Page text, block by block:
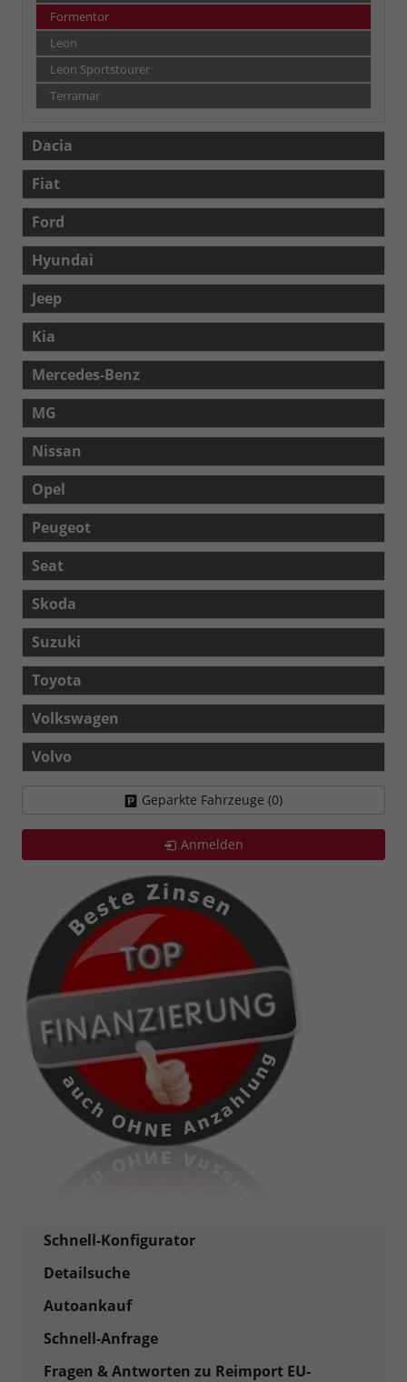
Formentor
Leon
Leon Sportstourer
Terramar
Dacia
Fiat
Ford
Hyundai
Jeep
Kia
Mercedes-Benz
MG
Nissan
Opel
Peugeot
Seat
Skoda
Suzuki
Toyota
Volkswagen
Volvo
Geparkte Fahrzeuge (0)
Anmelden
Schnell-Konfigurator
Detailsuche
Autoankauf
Schnell-Anfrage
Fragen & Antworten zu Reimport EU-